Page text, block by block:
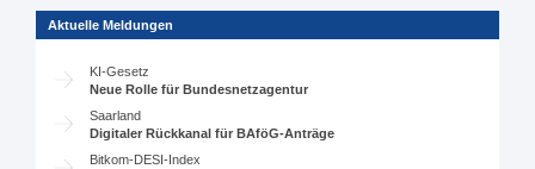
Aktuelle Meldungen
KI-Gesetz
Neue Rolle für Bundesnetzagentur
Saarland
Digitaler Rückkanal für BAföG-Anträge
Bitkom-DESI-Index